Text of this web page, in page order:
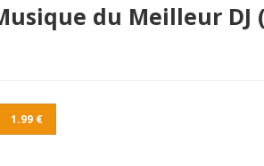
du Meilleur DJ
1.99 €